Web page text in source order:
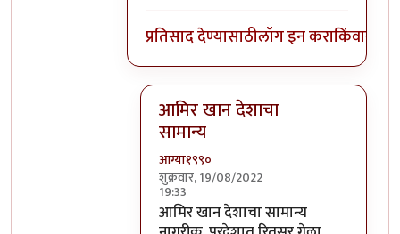
प्रतिसाद देण्यासाठीलॉग इन कराकिंवा
आमिर खान देशाचा
सामान्य
आग्या१९९०
शुक्रवार, 19/08/2022
19:33
In reply to@ आग्या१९९०
आमिर खान देशाचा सामान्य